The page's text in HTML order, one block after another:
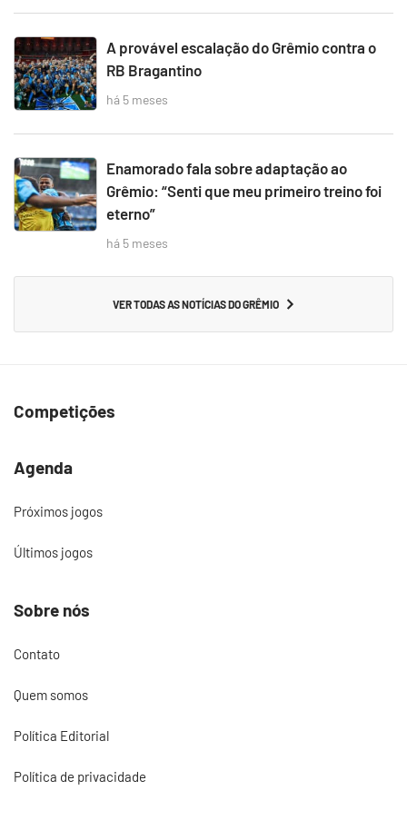
A provável escalação do Grêmio contra o
RB Bragantino
há 5 meses
Enamorado fala sobre adaptação ao
Grêmio: “Senti que meu primeiro treino foi
eterno”
há 5 meses
VER TODAS AS NOTÍCIAS DO GRÊMIO
Competições
Agenda
Próximos jogos
Últimos jogos
Sobre nós
Contato
Quem somos
Política Editorial
Política de privacidade